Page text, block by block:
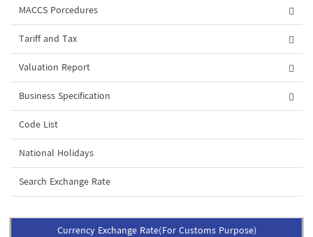
MACCS Porcedures
Tariff and Tax
Valuation Report
Business Specification
Code List
National Holidays
Search Exchange Rate
Currency Exchange Rate(For Customs Purpose)